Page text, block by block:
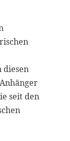
diesen
seit den